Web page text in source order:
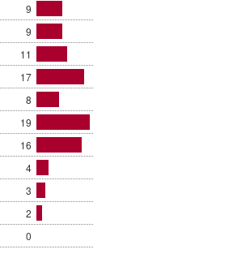
9
9
11
17
8
19
16
4
3
2
0